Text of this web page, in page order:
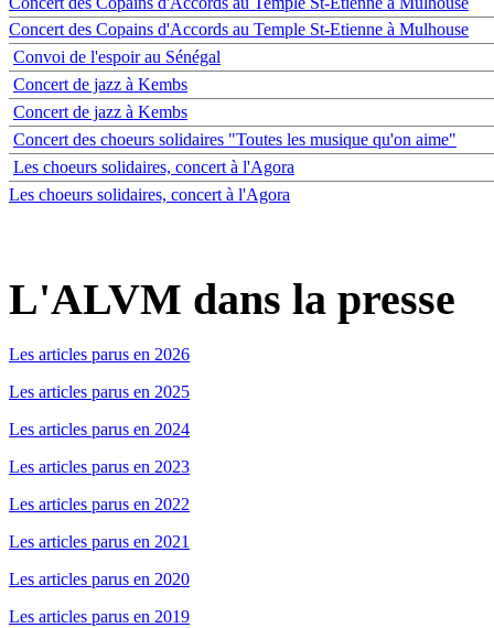
Concert des Copains d'Accords au Temple St-Etienne à Mulhouse
Convoi de l'espoir au Sénégal
Concert de jazz à Kembs
Concert de jazz à Kembs
Concert des choeurs solidaires "Toutes les musique qu'on aime"
Les choeurs solidaires, concert à l'Agora
Les choeurs solidaires, concert à l'Agora
L'ALVM dans la presse
Les articles parus en 2026
Les articles parus en 2025
Les articles parus en 2024
Les articles parus en 2023
Les articles parus en 2022
Les articles parus en 2021
Les articles parus en 2020
Les articles parus en 2019